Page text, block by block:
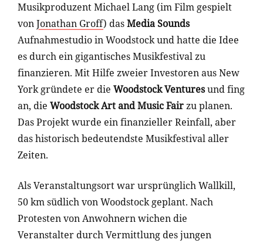
Musikproduzent Michael Lang (im Film gespielt
vonJonathan Groff) dasMedia Sounds
Aufnahmestudio in Woodstock und hatte die Idee
es durch ein gigantisches Musikfestival zu
finanzieren. Mit Hilfe zweier Investoren aus New
York gründete er die Woodstock Venturesund fing
an, die Woodstock Art and Music Fairzu planen.
Das Projekt wurde ein finanzieller Reinfall, aber
das historisch bedeutendste Musikfestival aller
Zeiten.
Als Veranstaltungsort war ursprünglich Wallkill,
50 km südlich von Woodstock geplant. Nach
Protesten von Anwohnern wichen die
Veranstalter durch Vermittlung des jungen